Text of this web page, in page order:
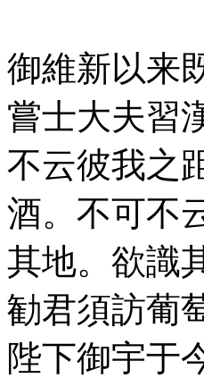
御維新以来
嘗士大夫習
不云彼我之
酒。不可不
其地。欲識
勧君須訪葡
陛下御宇于